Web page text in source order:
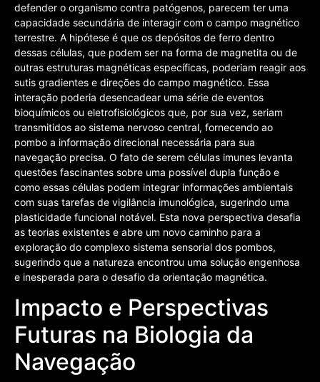
defender o organismo contra patógenos, parecem ter uma
capacidade secundária de interagir com o campo magnético
terrestre. A hipótese é que os depósitos de ferro dentro
dessas células, que podem ser na forma de magnetita ou de
outras estruturas magnéticas específicas, poderiam reagir aos
sutis gradientes e direções do campo magnético. Essa
interação poderia desencadear uma série de eventos
bioquímicos ou eletrofisiológicos que, por sua vez, seriam
transmitidos ao sistema nervoso central, fornecendo ao
pombo a informação direcional necessária para sua
navegação precisa. O fato de serem células imunes levanta
questões fascinantes sobre uma possível dupla função e
como essas células podem integrar informações ambientais
com suas tarefas de vigilância imunológica, sugerindo uma
plasticidade funcional notável. Esta nova perspectiva desafia
as teorias existentes e abre um novo caminho para a
exploração do complexo sistema sensorial dos pombos,
sugerindo que a natureza encontrou uma solução engenhosa
e inesperada para o desafio da orientação magnética.
Impacto e Perspectivas
Futuras na Biologia da
Navegação